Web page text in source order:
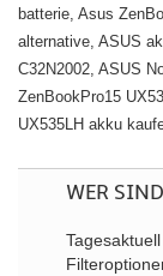
batterie, Asus
alternative, ASUS
C32N2002, ASUS
ZenBookPro15
UX535LH akku
WER